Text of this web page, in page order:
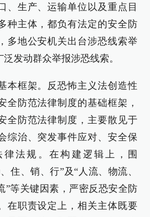
、生产、运输单位以及重点目
种主体，都负有法定的安全防
多地公安机关出台涉恐线索举
发动群众举报涉恐线索。
本框架。反恐怖主义法创造性
全防范法律制度的基础框架，
全防范法律制度，主要散见于
综治、突发事件应对、安全保
律法规。在构建逻辑上，围
住、销、行”及“人流、物流、
”等关键因素，严密反恐安全防
在职责设定上，相关主体既要